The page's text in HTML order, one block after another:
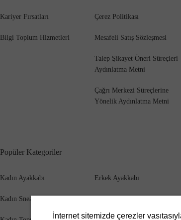
Kariyer Fırsatları
Bilgi Toplum Hizmetleri
Çerez Politikası
Mesafeli Satış Sözleşmesi
Talep Şikayet Öneri Süreçleri
Aydınlatma Metni
Çağrı Merkezi Süreçlerine
Yönelik Aydınlatma Metni
Popüler Kategoriler
Kadın Ayakkabı
Kadın Sneaker
Erkek Ayakkabı
İnternet sitemizde çerezler